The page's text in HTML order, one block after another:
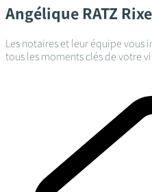
Angélique RATZ
Les notaires et leur équipe vous
tous les moments clés de votre